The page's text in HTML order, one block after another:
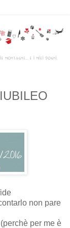
non pare
per me è